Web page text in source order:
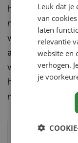
hoger onderwijs
medewerkers
verzuren
aandacht
van
het op een goede
medewerkers.
Leuk dat je
van
laten
relevantie
website en
verhogen.
je